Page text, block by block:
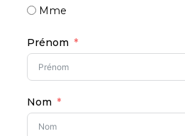
Mme
Prénom
Nom